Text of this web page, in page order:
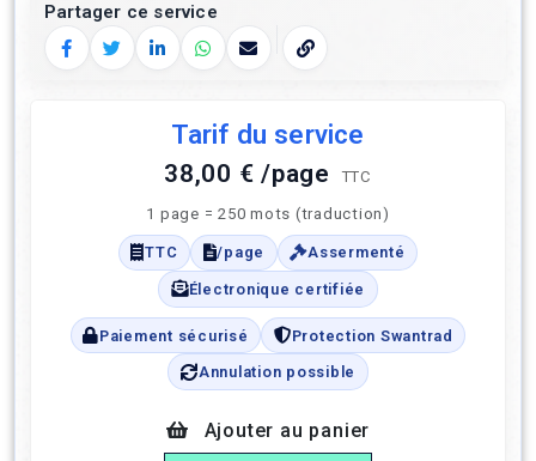
Partager ce service
Facebook
TwitterLinkedInWhatsApp
E‑mailCopier le lien
Tarif du service
38,00 € /page TTC
1 page = 250 mots (traduction)
TTC /page Assermenté
Électronique certifiée
Paiement sécurisé Protection Swantrad
Annulation possible
Ajouter au panier